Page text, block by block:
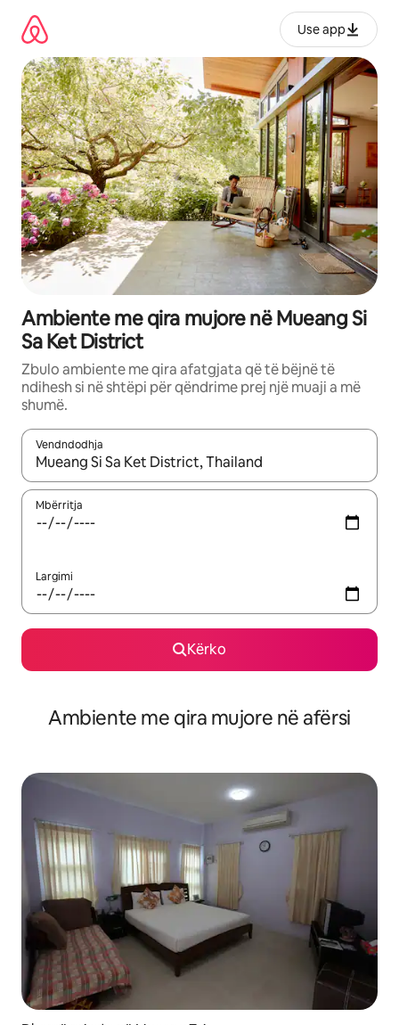
përmbajtja
Use app
Ambiente me qira mujore në Mueang Si
Sa Ket District
Zbulo ambiente me qira afatgjata që të bëjnë të
ndihesh si në shtëpi për qëndrime prej një muaji a më
shumë.
Vendndodhja
Kur rezultatet të jenë të disponueshme, lëviz me butonat e
Mbërritja
Largimi
Kërko
Ambiente me qira mujore në afërsi